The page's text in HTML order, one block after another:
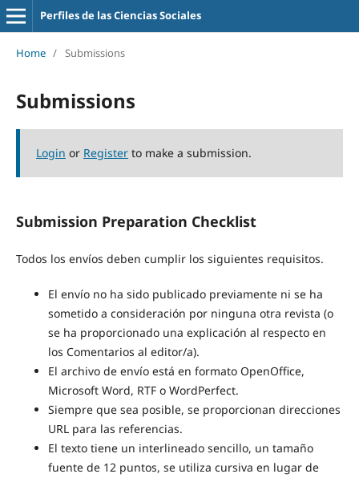
Perfiles de las Ciencias Sociales
Home / Submissions
Submissions
Login or Registerto make a submission.
Submission Preparation Checklist
Todos los envíos deben cumplir los siguientes requisitos.
El envío no ha sido publicado previamente ni se ha
sometido a consideración por ninguna otra revista (o
se ha proporcionado una explicación al respecto en
los Comentarios al editor/a).
El archivo de envío está en formato OpenOffice,
Microsoft Word, RTF o WordPerfect.
Siempre que sea posible, se proporcionan direcciones
URL para las referencias.
El texto tiene un interlineado sencillo, un tamaño
fuente de 12 puntos, se utiliza cursiva en lugar de